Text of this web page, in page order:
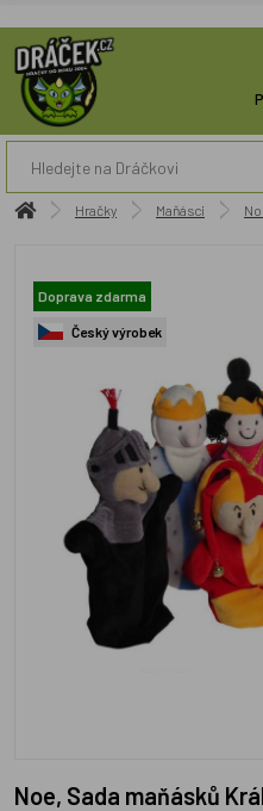
Hračky Maňásci
Doprava zdarma
Český výrobek
Noe, Sada maňásků